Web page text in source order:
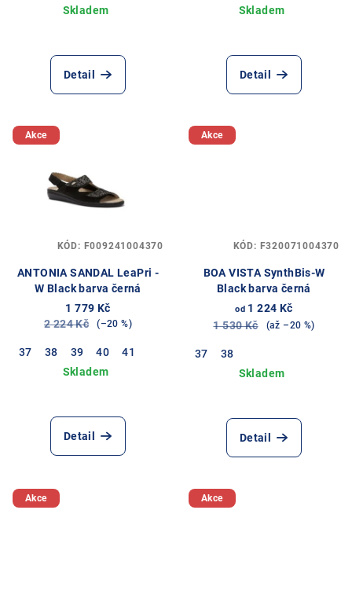
Detail Detail
Akce
ANTONIA SANDAL LeaPri -
W Black barva černá
1 779 Kč
2 224 Kč
(–20 %)
37 38 39 40 41
Detail
KÓD: F009241004370
Akce
BOA VISTA SynthBis-W
Black barva černá
od 1 224 Kč
1 530 Kč
(až –20 %)
37 38
Detail
KÓD: F320071004370
Akce Akce